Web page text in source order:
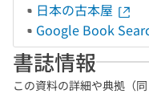
日本の古本屋
Google Book
書誌情報
この資料の詳細や典拠（